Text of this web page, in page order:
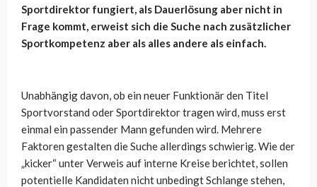
Sportdirektor fungiert, als Dauerlösung aber nicht in
Frage kommt, erweist sich die Suche nach zusätzlicher
Sportkompetenz aber als alles andere als einfach.
Unabhängig davon, ob ein neuer Funktionär den Titel
Sportvorstand oder Sportdirektor tragen wird, muss erst
einmal ein passender Mann gefunden wird. Mehrere
Faktoren gestalten die Suche allerdings schwierig. Wie der
„kicker“ unter Verweis auf interne Kreise berichtet, sollen
potentielle Kandidaten nicht unbedingt Schlange stehen,